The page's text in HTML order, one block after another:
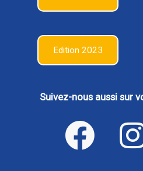
Edition 2023
Suivez-nous aussi sur